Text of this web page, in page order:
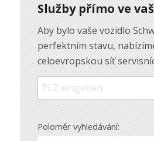
Služby přímo ve
Aby bylo vaše vozidlo
perfektním stavu,
celoevropskou síť
Poloměr vyhledávání: